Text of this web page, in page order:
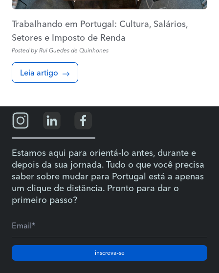
Trabalhando em Portugal: Cultura, Salários,
Setores e Imposto de Renda
Posted by Rui Guedes de Quinhones
Leia artigo
Estamos aqui para orientá-lo antes, durante e
depois da sua jornada. Tudo o que você precisa
saber sobre mudar para Portugal está a apenas
um clique de distância. Pronto para dar o
primeiro passo?
inscreva-se